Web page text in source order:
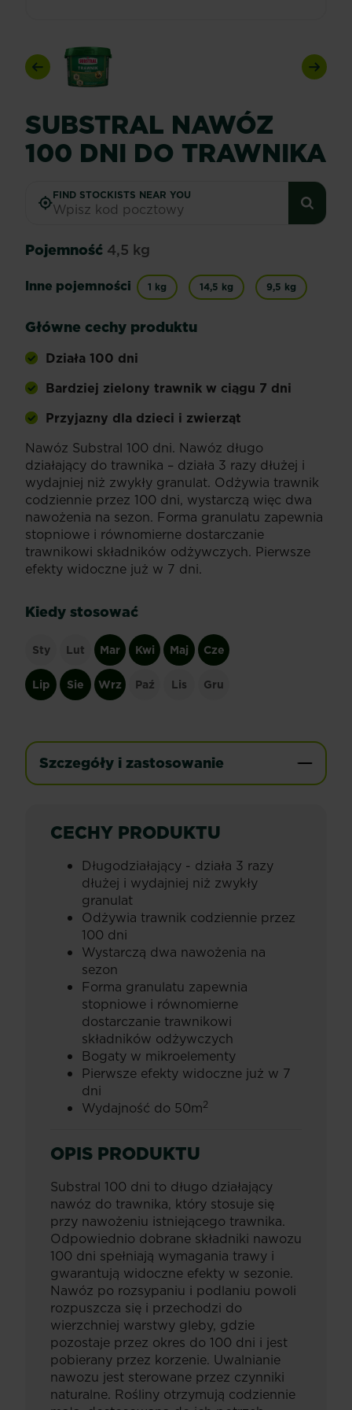
Previous Next
SUBSTRAL NAWÓZ
100 DNI DO TRAWNIKA
FIND STOCKISTS NEAR YOU
Pojemność 4,5 kg
Inne pojemności 1 kg 14,5 kg 9,5 kg
Główne cechy produktu
Działa 100 dni
Bardziej zielony trawnik w ciągu 7 dni
Przyjazny dla dzieci i zwierząt
Nawóz Substral 100 dni. Nawóz długo
działający do trawnika – działa 3 razy dłużej i
wydajniej niż zwykły granulat. Odżywia trawnik
codziennie przez 100 dni, wystarczą więc dwa
nawożenia na sezon. Forma granulatu zapewnia
stopniowe i równomierne dostarczanie
trawnikowi składników odżywczych. Pierwsze
efekty widoczne już w 7 dni.
Kiedy stosować
Sty Lut Mar Kwi Maj Cze
Lip Sie Wrz Paź Lis Gru
Szczegóły i zastosowanie
CECHY PRODUKTU
Długodziałający - działa 3 razy
dłużej i wydajniej niż zwykły
granulat
Odżywia trawnik codziennie przez
100 dni
Wystarczą dwa nawożenia na
sezon
Forma granulatu zapewnia
stopniowe i równomierne
dostarczanie trawnikowi
składników odżywczych
Bogaty w mikroelementy
Pierwsze efekty widoczne już w 7
dni
Wydajność do 50m2
OPIS PRODUKTU
Substral 100 dni to długo działający
nawóz do trawnika, który stosuje się
przy nawożeniu istniejącego trawnika.
Odpowiednio dobrane składniki nawozu
100 dni spełniają wymagania trawy i
gwarantują widoczne efekty w sezonie.
Nawóz po rozsypaniu i podlaniu powoli
rozpuszcza się i przechodzi do
wierzchniej warstwy gleby, gdzie
pozostaje przez okres do 100 dni i jest
pobierany przez korzenie. Uwalnianie
nawozu jest sterowane przez czynniki
naturalne. Rośliny otrzymują codziennie